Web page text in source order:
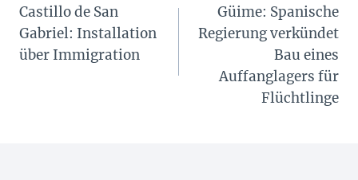
Castillo de San
Gabriel: Installation
über Immigration
Güime: Spanische
Regierung verkündet
Bau eines
Auffanglagers für
Flüchtlinge